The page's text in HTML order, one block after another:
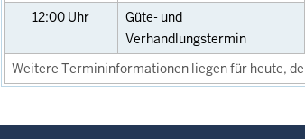
12:00 Uhr
Güte- und
Verhandlungstermin
Weitere Termininformationen liegen für heute,